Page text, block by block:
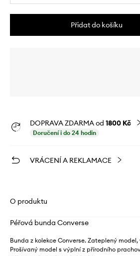
Přidat do košíku
DOPRAVA ZDARMA od 1800 Kč
Doručení i do 24 hodin
VRÁCENÍ A REKLAMACE
O produktu
Péřová bunda Converse
Bunda z kolekce Converse. Zateplený
Prošívaný model s výplní z přírodního